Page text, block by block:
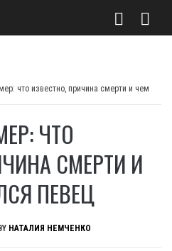
ЧТО
СМЕРТИ И
ПЕВЕЦ
НАТАЛИЯ НЕМЧЕНКО